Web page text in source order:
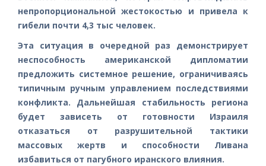
непропорциональной жестокостью и привела к
гибели почти 4,3 тыс человек.
Эта ситуация в очередной раз демонстрирует
неспособность американской дипломатии
предложить системное решение, ограничиваясь
типичным ручным управлением последствиями
конфликта. Дальнейшая стабильность региона
будет зависеть от готовности Израиля
отказаться от разрушительной тактики
массовых жертв и способности Ливана
избавиться от пагубного иранского влияния.